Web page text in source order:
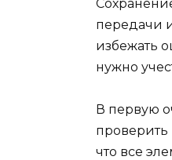
передачи
избежать
нужно
В первую
что все